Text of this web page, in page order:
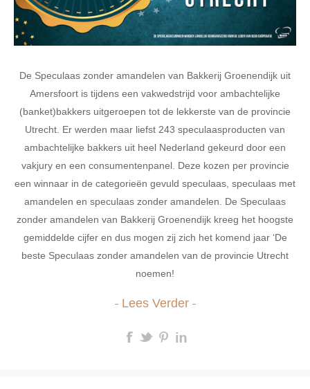
De Speculaas zonder amandelen van Bakkerij Groenendijk uit
Amersfoort is tijdens een vakwedstrijd voor ambachtelijke
(banket)bakkers uitgeroepen tot de lekkerste van de provincie
Utrecht. Er werden maar liefst 243 speculaasproducten van
ambachtelijke bakkers uit heel Nederland gekeurd door een
vakjury en een consumentenpanel. Deze kozen per provincie
een winnaar in de categorieën gevuld speculaas, speculaas met
amandelen en speculaas zonder amandelen. De Speculaas
zonder amandelen van Bakkerij Groenendijk kreeg het hoogste
gemiddelde cijfer en dus mogen zij zich het komend jaar ‘De
beste Speculaas zonder amandelen van de provincie Utrecht
noemen!
Lees Verder